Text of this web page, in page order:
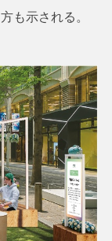
も示される。